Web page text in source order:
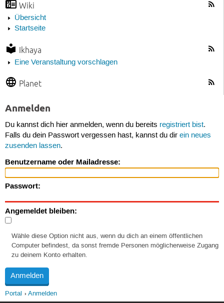
Wiki
Übersicht
Startseite
Ikhaya
Eine Veranstaltung vorschlagen
Planet
Anmelden
Du kannst dich hier anmelden, wenn du bereits registriert bist.
Falls du dein Passwort vergessen hast, kannst du dir ein neues
zusenden lassen.
Benutzername oder Mailadresse:
Passwort:
Angemeldet bleiben:
Wähle diese Option nicht aus, wenn du dich an einem öffentlichen
Computer befindest, da sonst fremde Personen möglicherweise Zugang
zu deinem Konto erhalten.
Portal Anmelden